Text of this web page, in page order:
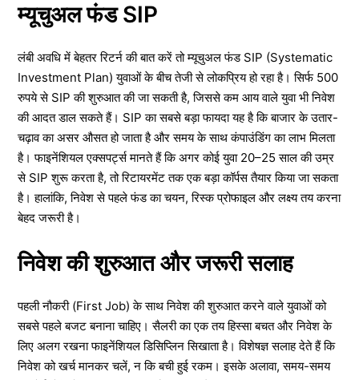
म्यूचुअल फंड SIP
लंबी अवधि में बेहतर रिटर्न की बात करें तो म्यूचुअल फंड SIP (Systematic
Investment Plan) युवाओं के बीच तेजी से लोकप्रिय हो रहा है। सिर्फ 500
रुपये से SIP की शुरुआत की जा सकती है, जिससे कम आय वाले युवा भी निवेश
की आदत डाल सकते हैं। SIP का सबसे बड़ा फायदा यह है कि बाजार के उतार-
चढ़ाव का असर औसत हो जाता है और समय के साथ कंपाउंडिंग का लाभ मिलता
है। फाइनेंशियल एक्सपर्ट्स मानते हैं कि अगर कोई युवा 20–25 साल की उम्र
से SIP शुरू करता है, तो रिटायरमेंट तक एक बड़ा कॉर्पस तैयार किया जा सकता
है। हालांकि, निवेश से पहले फंड का चयन, रिस्क प्रोफाइल और लक्ष्य तय करना
बेहद जरूरी है।
निवेश की शुरुआत और जरूरी सलाह
पहली नौकरी (First Job) के साथ निवेश की शुरुआत करने वाले युवाओं को
सबसे पहले बजट बनाना चाहिए। सैलरी का एक तय हिस्सा बचत और निवेश के
लिए अलग रखना फाइनेंशियल डिसिप्लिन सिखाता है। विशेषज्ञ सलाह देते हैं कि
निवेश को खर्च मानकर चलें, न कि बची हुई रकम। इसके अलावा, समय-समय